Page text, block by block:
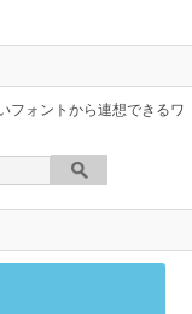
フォントから連想できるワ